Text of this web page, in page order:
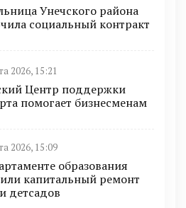
Унечского района
социальный контракт
2026, 15:21
Центр поддержки
помогает бизнесменам
2026, 15:09
образования
капитальный ремонт
детсадов